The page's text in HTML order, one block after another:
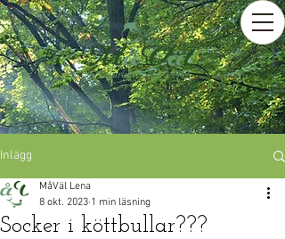
Inlägg
Socker i köttbullar???
MåVäl Lena
8 okt. 2023 1 min läsning